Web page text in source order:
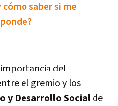
cómo saber si me
del
el gremio y los
y Desarrollo Socialde